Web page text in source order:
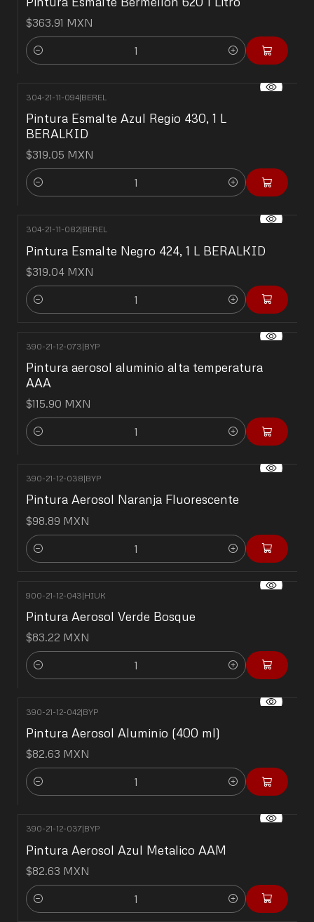
$363.91 MXN
Cantidad
304-21-11-094|BEREL
Pintura Esmalte Azul Regio 430, 1 L
BERALKID
$319.05 MXN
Cantidad
304-21-11-082|BEREL
Pintura Esmalte Negro 424, 1 L BERALKID
$319.04 MXN
Cantidad
390-21-12-073|BYP
Pintura aerosol aluminio alta temperatura
AAA
$115.90 MXN
Cantidad
390-21-12-038|BYP
Pintura Aerosol Naranja Fluorescente
$98.89 MXN
Cantidad
900-21-12-043|HIUK
Pintura Aerosol Verde Bosque
$83.22 MXN
Cantidad
390-21-12-042|BYP
Pintura Aerosol Aluminio (400 ml)
$82.63 MXN
Cantidad
390-21-12-037|BYP
Pintura Aerosol Azul Metalico AAM
$82.63 MXN
Cantidad